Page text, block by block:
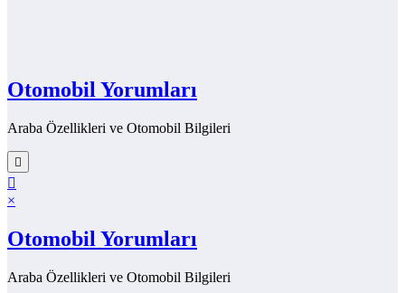
Otomobil Yorumları
Araba Özellikleri ve Otomobil Bilgileri
×
Otomobil Yorumları
Araba Özellikleri ve Otomobil Bilgileri